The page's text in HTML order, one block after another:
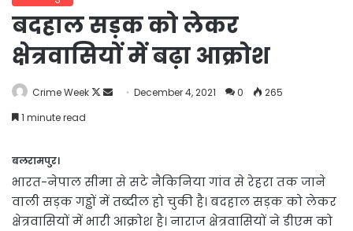
बदहाल सड़क को लेकर
क्षेत्रवासियों में बढ़ा आक्रोश
Crime Week
Follow
SendDecember 4, 2021 0
265
1 minute read
बलरामपुर।
भारत-नेपाल सीमा से सटे नैकिनिया गांव से रेहरा तक जाने
वाली सड़क गड्ढों में तब्दील हो चुकी है। बदहाल सड़क को लेकर
क्षेत्रवासियों में भारी आक्रोश है। नाराज क्षेत्रवासियों ने डीएम को